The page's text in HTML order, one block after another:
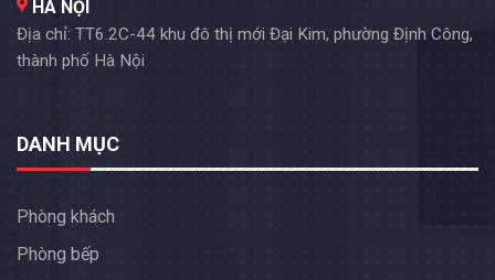
HÀ NỘI
Địa chỉ: TT6.2C-44 khu đô thị mới Đại Kim, phường Định Công,
thành phố Hà Nội
DANH MỤC
Phòng khách
Phòng bếp